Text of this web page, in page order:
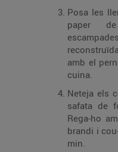
Posa les
paper
amb el
cuina.
Neteja els
safata de
Rega-ho
brandi i
min.